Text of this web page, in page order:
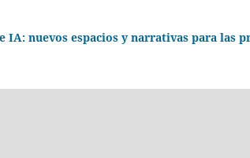
Virtualidad, experiencia inmersiva e IA: nuevos espacios y